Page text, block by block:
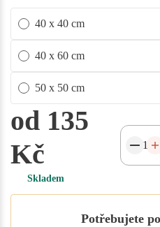
40 x 40 cm
40 x 60 cm
50 x 50 cm
od 135
Kč
Skladem
Potřebujete